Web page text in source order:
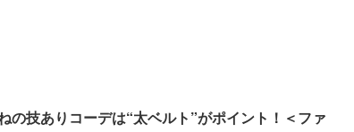
の技ありコーデは“太ベルト”がポイント！＜ファ